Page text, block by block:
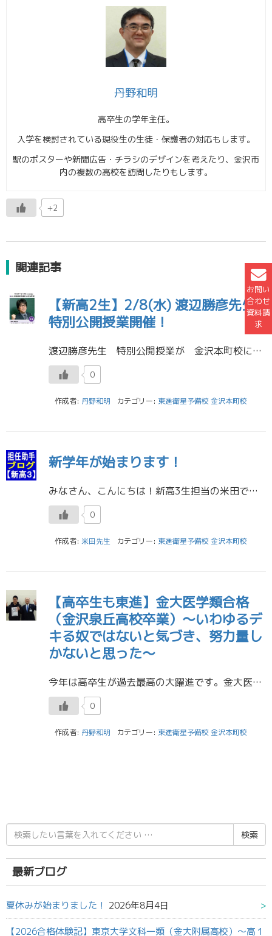
お問い
合わせ
資料請
求
丹野和明
高卒生の学年主任。
入学を検討されている現役生の生徒・保護者の対応もします。
駅のポスターや新聞広告・チラシのデザインを考えたり、金沢市
内の複数の高校を訪問したりもします。
+2
関連記事
【新高2生】2/8(水) 渡辺勝彦先生
特別公開授業開催！
渡辺勝彦先生 特別公開授業が 金沢本町校にて開催されます！ 日時： 2023年2月8日（水） 19:30～21:00 対象者：新高２生 授業科目：英語 参加費：無料 お申し込みはこちら 電話番号 076-22 […]
0
作成者: 丹野和明 カテゴリー: 東進衛星予備校 金沢本町校
新学年が始まります！
みなさん、こんにちは！新高3生担当の米田です。 やっと春らしい気候になってきましたね。雪も解けて私はテニスをがんばっています！最近の大会では予選を突破し、来月に行われる本戦に出場します。新しい大学一年生も入ってくるので、 […]
0
作成者: 米田先生 カテゴリー: 東進衛星予備校 金沢本町校
【高卒生も東進】金大医学類合格
（金沢泉丘高校卒業）～いわゆるデ
キる奴ではないと気づき、努力量し
かないと思った～
今年は高卒生が過去最高の大躍進です。金大医学類合格者の体験記です。 金沢大学 医学類 合格 Nくん 金沢泉丘高校卒業（高卒生） （合格体験記） 全体を把握して進めると効率が良い。特に物理・化学。英数国は筋トレみたいな感 […]
0
作成者: 丹野和明 カテゴリー: 東進衛星予備校 金沢本町校
検
索
結
果:
最新ブログ
夏休みが始まりました！ 2026年8月4日
【2026合格体験記】東京大学文科一類（金大附属高校）～高１